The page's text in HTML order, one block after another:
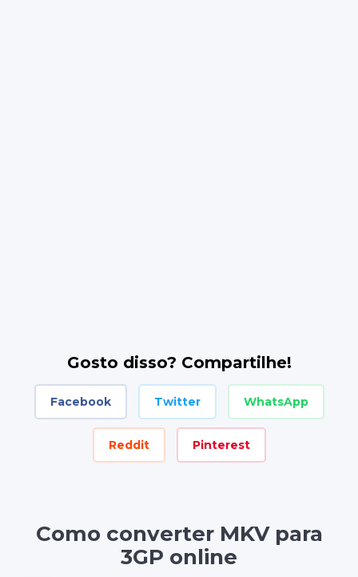
Gosto disso? Compartilhe!
Facebook Twitter WhatsApp
Reddit Pinterest
Como converter MKV para
3GP online